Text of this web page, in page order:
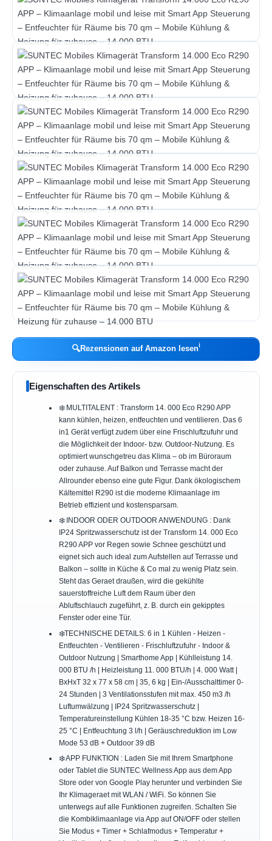
🔍Rezensionen auf Amazon lesenℹ︎
Eigenschaften des Artikels
❄️ MULTITALENT : Transform 14. 000 Eco R290 APP
kann kühlen, heizen, entfeuchten und ventilieren. Das 6
in1 Gerät verfügt zudem über eine Frischluftzufuhr und
die Möglichkeit der Indoor- bzw. Outdoor-Nutzung. Es
optimiert wunschgetreu das Klima – ob im Büroraum
oder zuhause. Auf Balkon und Terrasse macht der
Allrounder ebenso eine gute Figur. Dank ökologischem
Kältemittel R290 ist die moderne Klimaanlage im
Betrieb effizient und kostensparsam.
❄️ INDOOR ODER OUTDOOR ANWENDUNG : Dank
IP24 Spritzwasserschutz ist der Transform 14. 000 Eco
R290 APP vor Regen sowie Schnee geschützt und
eignet sich auch ideal zum Aufstellen auf Terrasse und
Balkon – sollte in Küche & Co mal zu wenig Platz sein.
Steht das Geraet draußen, wird die gekühlte
sauerstoffreiche Luft dem Raum über den
Abluftschlauch zugeführt, z. B. durch ein gekipptes
Fenster oder eine Tür.
❄️TECHNISCHE DETAILS: 6 in 1 Kühlen - Heizen -
Entfeuchten - Ventilieren - Frischluftzufuhr - Indoor &
Outdoor Nutzung | Smarthome App | Kühlleistung 14.
000 BTU /h | Heizleistung 11. 000 BTU/h | 4. 000 Watt |
BxHxT 32 x 77 x 58 cm | 35, 6 kg | Ein-/Ausschalttimer 0-
24 Stunden | 3 Ventilationsstufen mit max. 450 m3 /h
Luftumwälzung | IP24 Spritzwasserschutz |
Temperatureinstellung Kühlen 18-35 °C bzw. Heizen 16-
25 °C | Entfeuchtung 3 l/h | Geräuschreduktion im Low
Mode 53 dB + Outdoor 39 dB
❄️ APP FUNKTION : Laden Sie mit Ihrem Smartphone
oder Tablet die SUNTEC Wellness App aus dem App
Store oder von Google Play herunter und verbinden Sie
Ihr Klimageraet mit WLAN / WiFi. So können Sie
unterwegs auf alle Funktionen zugreifen. Schalten Sie
die Kombiklimaanlage via App auf ON/OFF oder stellen
Sie Modus + Timer + Schlafmodus + Temperatur +